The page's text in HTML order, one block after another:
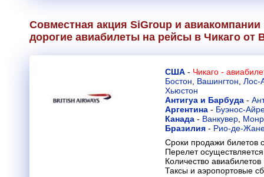
Совместная акция SiGroup и
дорогие авиабилеты на рейсы в Чикаго от
США - Чикаго -
Бостон
Вашингтон Лос-
Хьюстон
Антигуа и Барбуда -
Аргентина - Буэнос-
Канада - Ванкувер
Бразилия - Рио-де-
Сроки продажи билетов
Перелет
Количество
Таксы и аэропортовые